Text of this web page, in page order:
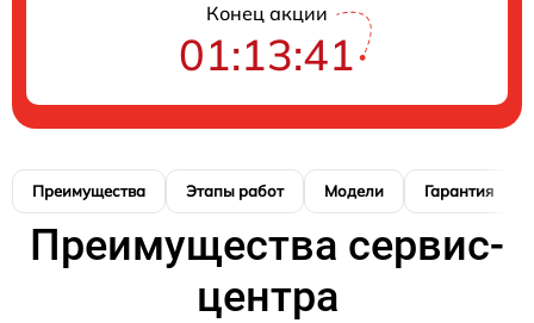
Конец акции
01:13:39
Преимущества Этапы работ Модели Гарантия
Преимущества сервис-
центра